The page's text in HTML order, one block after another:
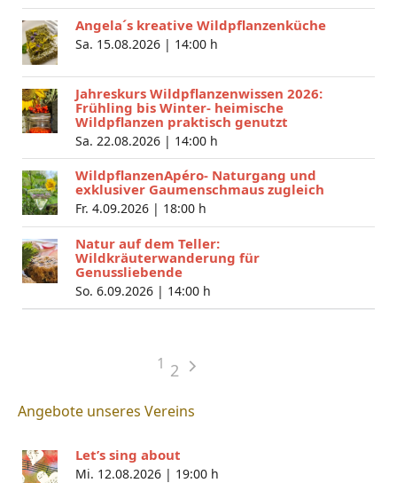
Angela´s kreative Wildpflanzenküche
Sa. 15.08.2026 | 14:00 h
Jahreskurs Wildpflanzenwissen 2026:
Frühling bis Winter- heimische
Wildpflanzen praktisch genutzt
Sa. 22.08.2026 | 14:00 h
WildpflanzenApéro- Naturgang und
exklusiver Gaumenschmaus zugleich
Fr. 4.09.2026 | 18:00 h
Natur auf dem Teller:
Wildkräuterwanderung für
Genussliebende
So. 6.09.2026 | 14:00 h
1 2
Angebote unseres Vereins
Let’s sing about
Mi. 12.08.2026 | 19:00 h